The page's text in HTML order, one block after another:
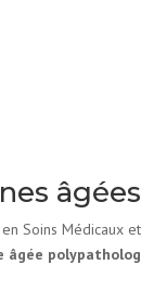
Soins Médicaux
âgée